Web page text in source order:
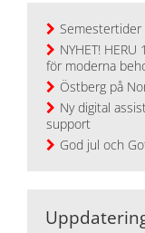
Semestertider
NYHET!
för moderna
Östberg på
Ny digital
support
God jul och